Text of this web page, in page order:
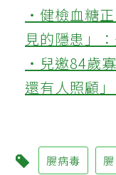
‧健檢血糖
見的隱患」
‧兒邀84歲
還有人照顧
腸病毒